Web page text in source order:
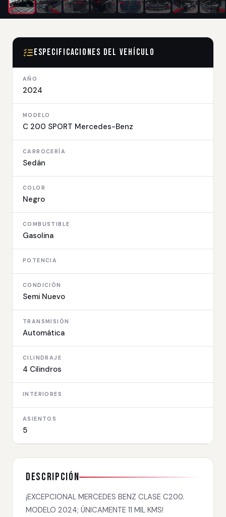
Especificaciones del Vehículo
AÑO
2024
MODELO
C 200 SPORT Mercedes-Benz
CARROCERÍA
Sedán
COLOR
Negro
COMBUSTIBLE
Gasolina
POTENCIA
CONDICIÓN
Semi Nuevo
TRANSMISIÓN
Automática
CILINDRAJE
4 Cilindros
INTERIORES
ASIENTOS
5
Descripción
¡EXCEPCIONAL MERCEDES BENZ CLASE C200.
MODELO 2024; ÚNICAMENTE 11 MIL KMS!